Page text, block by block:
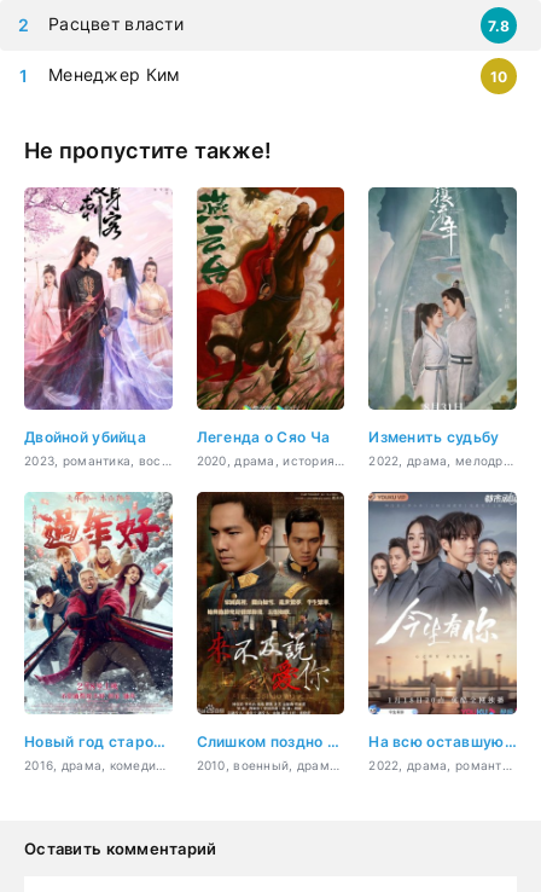
Менеджер Ким 10
Расцвет власти 7.8
Не пропустите также!
Двойной убийца Легенда о Сяо Ча Изменить судьбу
Новый год старого Ли Слишком поздно говорить: Я люблю тебя На всю оставшуюся жизнь
Оставить комментарий